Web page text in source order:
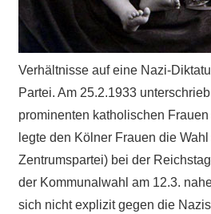
Verhältnisse auf eine Nazi-
Partei. Am 25.2.1933
prominenten katholischen
legte den Kölner Frauen die
Zentrumspartei) bei der
der Kommunalwahl am 12.3.
sich nicht explizit gegen die